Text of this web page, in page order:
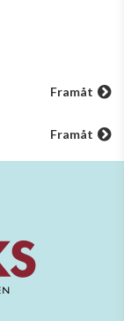
Framåt
Framåt